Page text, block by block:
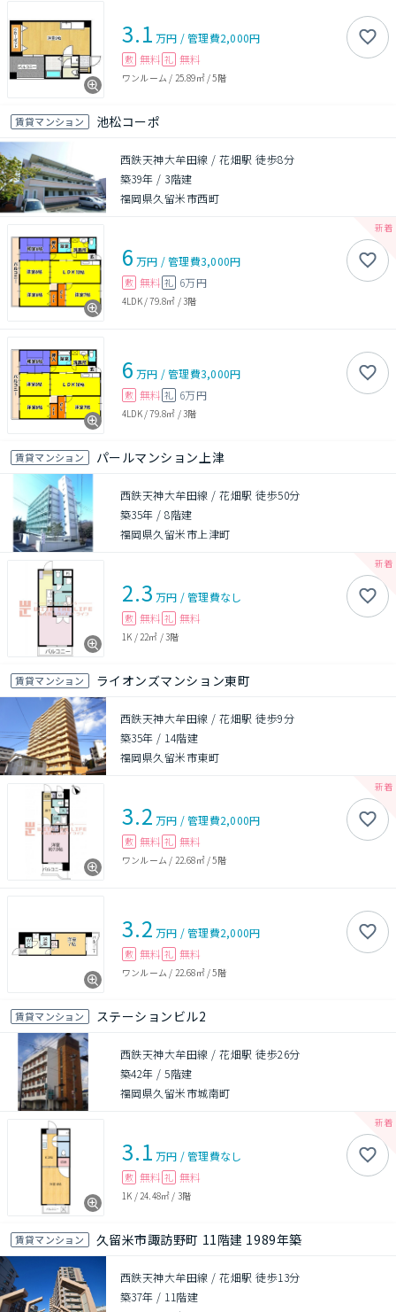
3.1 万円 /管理費2,000円
敷 無料 礼 無料
ワンルーム / 25.89㎡/5階
賃貸マンション 池松コーポ
西鉄天神大牟田線 / 花畑駅 徒歩8分
築39年 / 3階建
福岡県久留米市西町
6 万円 /管理費3,000円
敷 無料 礼 6万円
4LDK/79.8㎡ /3階
6 万円 /管理費3,000円
敷 無料 礼 6万円
4LDK/79.8㎡ /3階
賃貸マンション パールマンション上津
西鉄天神大牟田線 / 花畑駅 徒歩50分
築35年 /8階建
福岡県久留米市上津町
2.3 万円 /管理費なし
敷 無料 礼 無料
1K / 22㎡ /3階
賃貸マンション ライオンズマンション東町
西鉄天神大牟田線 / 花畑駅 徒歩9分
築35年 / 14階建
福岡県久留米市東町
3.2 万円 /管理費2,000円
敷 無料 礼 無料
ワンルーム / 22.68㎡/5階
3.2 万円 /管理費2,000円
敷 無料 礼 無料
ワンルーム / 22.68㎡/5階
賃貸マンション ステーションビル2
西鉄天神大牟田線 / 花畑駅 徒歩26分
築42年 /5階建
福岡県久留米市城南町
3.1 万円 /管理費なし
敷 無料 礼 無料
1K / 24.48㎡ / 3階
賃貸マンション 久留米市諏訪野町 11階建 1989年築
西鉄天神大牟田線 / 花畑駅 徒歩13分
築37年 / 11階建